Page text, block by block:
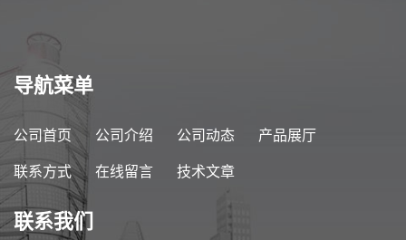
导航菜单
公司首页 公司介绍 公司动态 产品展厅
联系方式 在线留言 技术文章
联系我们